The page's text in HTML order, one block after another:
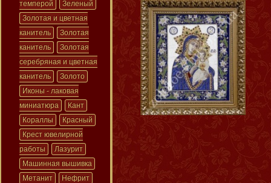
темперой
Зеленый
Золотая и цветная
канитель
Золотая
канитель
Золотая
серебряная и цветная
канитель
Золото
Иконы - лаковая
миниатюра
Кант
Кораллы
Красный
Крест ювелирной
работы
Лазурит
Машинная вышивка
Метанит
Нефрит